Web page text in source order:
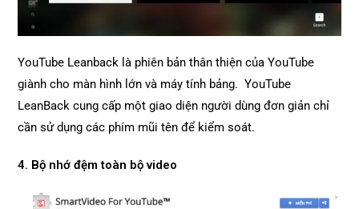
YouTube Leanback là phiên bản thân thiện của YouTube
giành cho màn hình lớn và máy tính bảng. YouTube
LeanBack cung cấp một giao diện người dùng đơn giản chỉ
cần sử dụng các phím mũi tên để kiểm soát.
4. Bộ nhớ đệm toàn bộ video